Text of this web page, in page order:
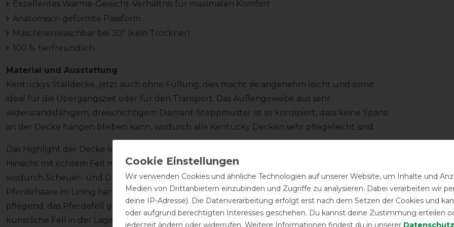
Exzellentes Wärme-Gewicht-Verhältnis für maximalen Komfort
Anatomisch geformte Passform
Maschinenwaschbar bei 30° (kein Trockner)
100 % tierfreundlich
Material und Ausstattung
Kentuckys Stalldecke, jetzt auch ohne Füllung, dies macht sie angenehm leicht und somit
ideal für die Übergangszeit oder für den Transport. Das Außengewebe aus sehr
widerstandsfähigem, dreischichtigem Diamant-Steppmuster ist so konzipiert, dass keine Späne
an der Decke hängen bleiben kann, wodurch alle Kentucky Decken sehr pflegeleicht sind.
Das Highlight der Decke ist das Futter aus künstlichem Kaninchenfell, dass sich in jeder
Hinsicht mit echtem Fell messen kann. Dies ist zum einen extrem weich und kuschelig,
wodurch Scheuer- und Druckstellen verhindert werden und zum anderen bleiben keine
Pferdehaare im Lining hängen. Zudem ist das kurze, weiche künstliche Kaninchenfell Fell
pflegend, das Pferdefell glänzt unter der Decke. Durch winzige Lufteinschlüsse ist das
künstliche Fell in der Lage, Körperwärme einzufangen und zu speichern. Hierdurch wird ein
Wir verwenden Cookies und ähnliche Technologien auf unserer Website, um Inhalte und
Medien von Drittanbietern einzubinden und Zugriffe zu analysieren. Dabei verarbeiten wir
deine IP-Adresse). Die Datenverarbeitung erfolgt erst nach dem Setzen der Cookies und
oder aufgrund berechtigten Interesses geschehen. Du kannst deine Zustimmung erteilen
jederzeit ändern oder widerrufen. Weitere Informationen findest du in unserer